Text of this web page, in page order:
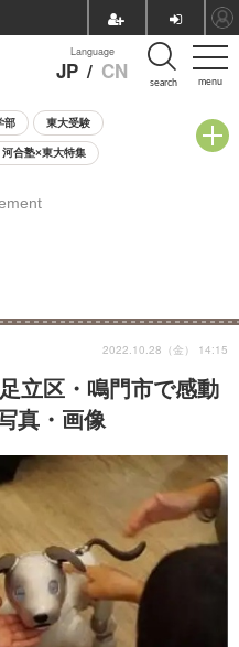
menu
Language
JP / CN search
部 東大受験
河合塾×東大特集
会・相談会
立区・鳴門市で感動
真・画像
2022.10.28（金） 14:15